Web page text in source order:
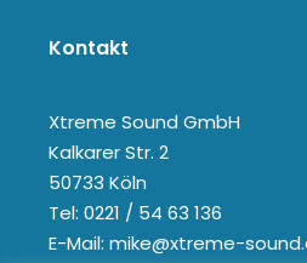
Kontakt
Xtreme Sound GmbH
Kalkarer Str. 2
50733 Köln
Tel: 0221 / 54 63 136
E-Mail: mike@xtreme-